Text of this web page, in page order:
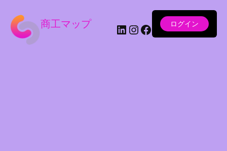
商工マップ LinkedIn Instagram Facebook ログイン